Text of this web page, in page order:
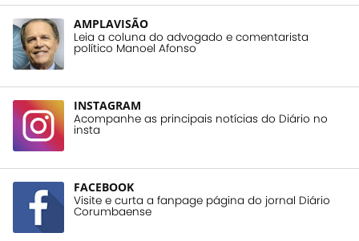
AMPLAVISÃO
Leia a coluna do advogado e comentarista
político Manoel Afonso
INSTAGRAM
Acompanhe as principais notícias do Diário no
insta
FACEBOOK
Visite e curta a fanpage página do jornal Diário
Corumbaense